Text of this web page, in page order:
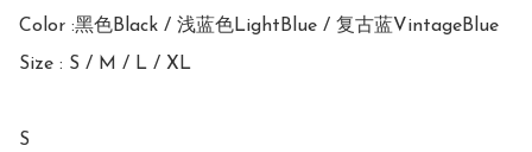
Color :黑色Black / 浅蓝色LightBlue / 复古蓝VintageBlue
Size : S / M / L / XL
S